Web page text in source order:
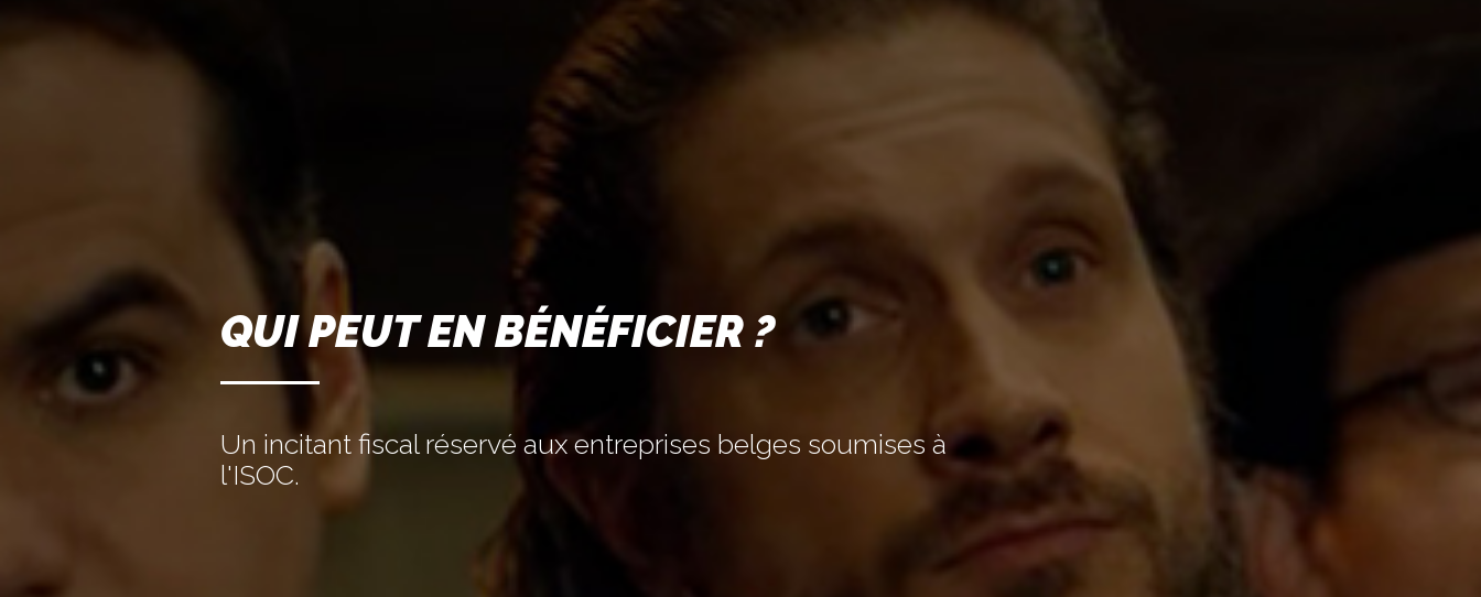
QUI PEUT EN BÉNÉFICIER ?
Un incitant fiscal réservé aux entreprises belges soumises à
l'ISOC.